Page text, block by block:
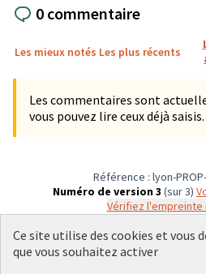
0 commentaire
Les mieux notés Les plus récents
Les commentaires sont
vous pouvez lire ceux déjà saisis.
Référence : lyon-
Numéro de version 3 (sur 3)
Vérifiez
Ce site utilise des cookies et vous
que vous souhaitez activer